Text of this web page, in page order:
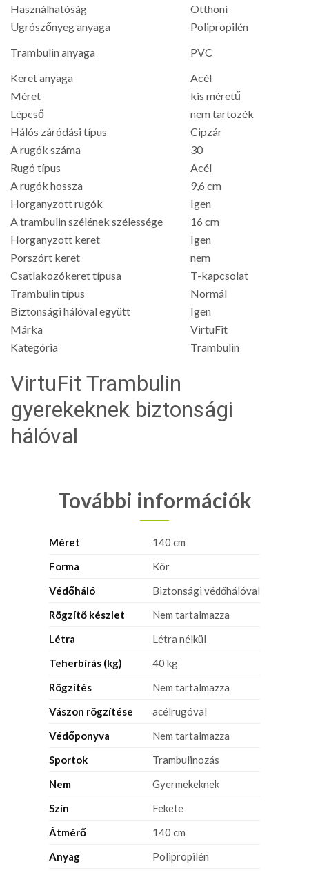
Használhatóság
Otthoni
Ugrószőnyeg anyaga
Polipropilén
Trambulin anyaga
PVC
Keret anyaga
Acél
Méret
kis méretű
Lépcső
nem tartozék
Hálós záródási típus
Cipzár
A rugók száma
30
Rugó típus
Acél
A rugók hossza
9,6 cm
Horganyzott rugók
Igen
A trambulin szélének szélessége
16 cm
Horganyzott keret
Igen
Porszórt keret
nem
Csatlakozókeret típusa
T-kapcsolat
Trambulin típus
Normál
Biztonsági hálóval együtt
Igen
Márka
VirtuFit
Kategória
Trambulin
VirtuFit Trambulin
gyerekeknek biztonsági
hálóval
További információk
Méret
140 cm
Forma
Kör
Védőháló
Biztonsági védőhálóval
Rögzítő készlet
Nem tartalmazza
Létra
Létra nélkül
Teherbírás (kg)
40 kg
Rögzítés
Nem tartalmazza
Vászon rögzítése
acélrugóval
Védőponyva
Nem tartalmazza
Sportok
Trambulinozás
Nem
Gyermekeknek
Szín
Fekete
Átmérő
140 cm
Anyag
Polipropilén